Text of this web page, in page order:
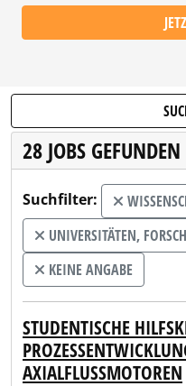
28 JOBS GEFUNDEN
Suchfilter:
UNIVERSITÄTEN,
KEINE ANGABE
STUDENTISCHE
AXIALFLUSSMOTOREN